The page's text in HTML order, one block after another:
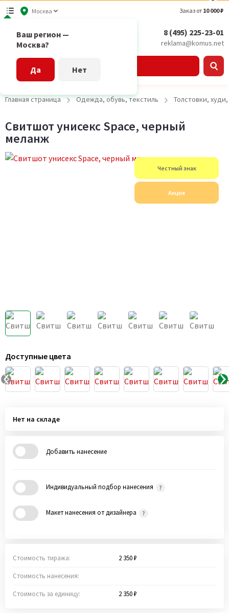
Москва
Ваш регион —
Москва?
Да Нет
Заказ от 10 000 ₽
8 (495) 225-23-01
reklama@komus.net
Главная страница Одежда, обувь, текстиль Толстовки,
Свитшот унисекс Space, черный
меланж
Честный знак
Акция
Доступные цвета
Нет на складе
Добавить нанесение
Индивидуальный подбор нанесения
Макет нанесения от дизайнера
Стоимость тиража: 2 350 ₽
Стоимость нанесения:
Стоимость за единицу: 2 350 ₽